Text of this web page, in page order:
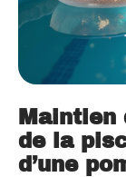
Maintien
de la
d’une